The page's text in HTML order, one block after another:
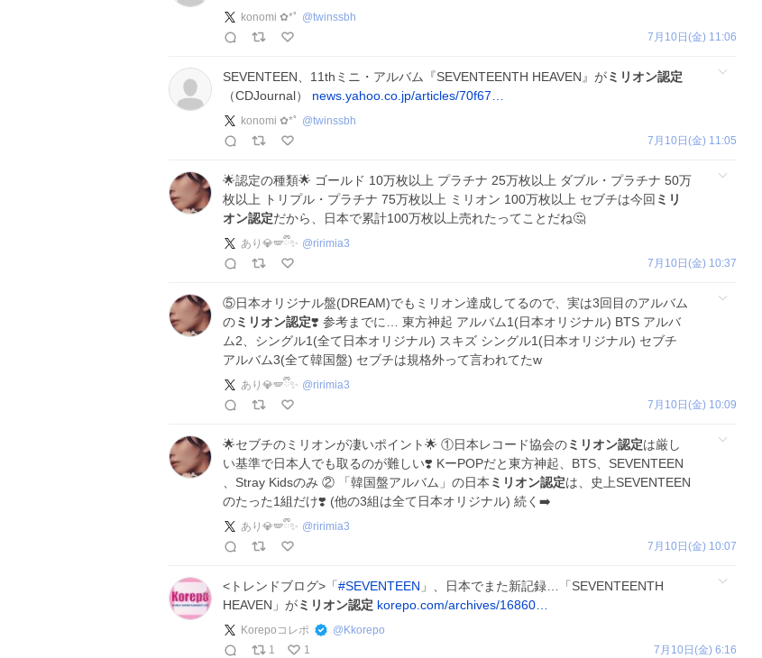
konomi ✿*ﾟ @twinssbh
7月10日(金) 11:06
SEVENTEEN、11thミニ・アルバム『SEVENTEENTH HEAVEN』がミリオン認定
（CDJournal） news.yahoo.co.jp/articles/70f67…
konomi ✿*ﾟ @twinssbh
7月10日(金) 11:05
🌟認定の種類🌟 ゴールド 10万枚以上 プラチナ 25万枚以上 ダブル・プラチナ 50万
枚以上 トリプル・プラチナ 75万枚以上 ミリオン 100万枚以上 セブチは今回 ミリ
オン認定だから、日本で累計100万枚以上売れたってことだね🤔
あり💎🪽ྀི✨ @ririmia3
7月10日(金) 10:37
⑤日本オリジナル盤(DREAM)でもミリオン達成してるので、実は3回目のアルバム
のミリオン認定❣️ 参考までに… 東方神起 アルバム1(日本オリジナル) BTS アルバ
ム2、シングル1(全て日本オリジナル) スキズ シングル1(日本オリジナル) セブチ
アルバム3(全て韓国盤) セブチは規格外って言われてたw
あり💎🪽ྀི✨ @ririmia3
7月10日(金) 10:09
🌟セブチのミリオンが凄いポイント🌟 ①日本レコード協会のミリオン認定は厳し
い基準で日本人でも取るのが難しい❣️ KーPOPだと東方神起、BTS、SEVENTEEN
、Stray Kidsのみ ② 「韓国盤アルバム」の日本 ミリオン認定は、史上SEVENTEEN
のたった1組だけ❣️ (他の3組は全て日本オリジナル) 続く➡️
あり💎🪽ྀི✨ @ririmia3
7月10日(金) 10:07
<トレンドブログ>「 #SEVENTEEN 」、日本でまた新記録…「SEVENTEENTH
HEAVEN」がミリオン認定 korepo.com/archives/16860…
Korepoコレポ @ Kkorepo
1
1 7月10日(金) 6:16